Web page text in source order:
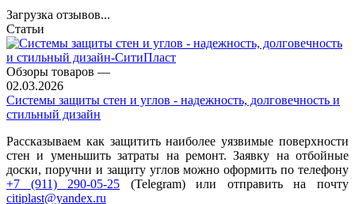
Загрузка отзывов...
Статьи
Обзоры товаров —
02.03.2026
Системы защиты стен и углов - надежность, долговечность и
стильный дизайн
Рассказываем как защитить наиболее уязвимые поверхности
стен и уменьшить затраты на ремонт. Заявку на отбойные
доски, поручни и защиту углов можно оформить по телефону
+7 (911) 290-05-25 (Telegram) или отправить на почту
citiplast@yandex.ru